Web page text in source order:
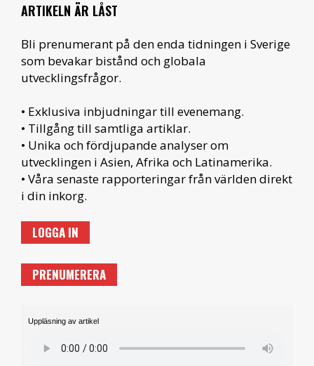
ARTIKELN ÄR LÅST
Bli prenumerant på den enda tidningen i Sverige
som bevakar bistånd och globala
utvecklingsfrågor.
• Exklusiva inbjudningar till evenemang.
• Tillgång till samtliga artiklar.
• Unika och fördjupande analyser om
utvecklingen i Asien, Afrika och Latinamerika.
• Våra senaste rapporteringar från världen direkt
i din inkorg.
LOGGA IN
PRENUMERERA
Uppläsning av artikel